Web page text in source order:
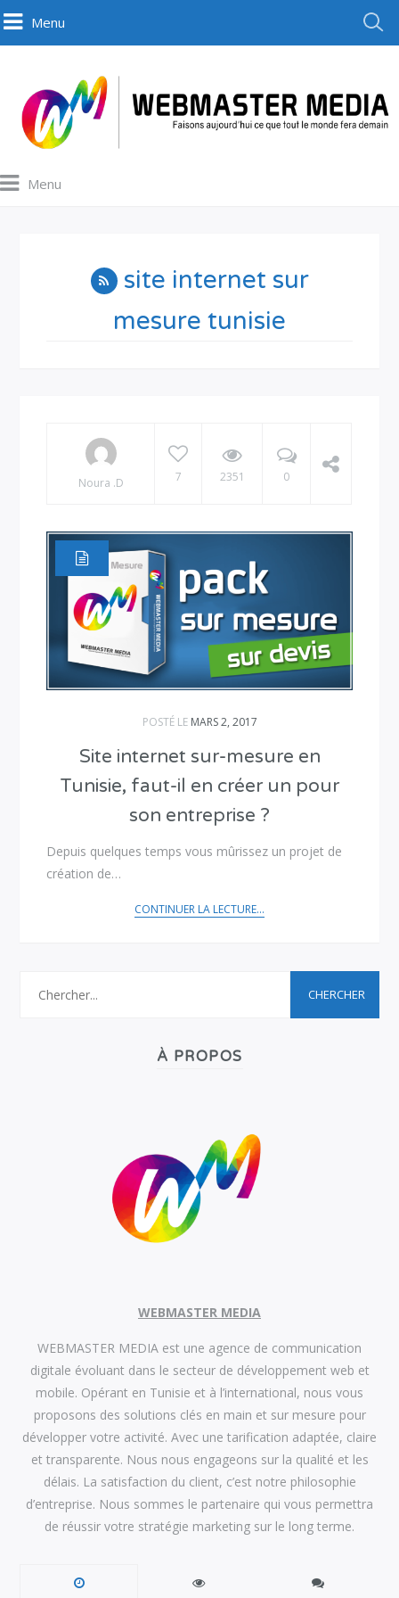
Menu
Menu
site internet sur
mesure tunisie
Noura .D 7 2351 0
POSTÉ LE MARS 2, 2017
Site internet sur-mesure en
Tunisie, faut-il en créer un pour
son entreprise ?
Depuis quelques temps vous mûrissez un projet de
création de…
CONTINUER LA LECTURE...
À PROPOS
WEBMASTER MEDIA
WEBMASTER MEDIA est une agence de communication
digitale évoluant dans le secteur de développement web et
mobile. Opérant en Tunisie et à l’international, nous vous
proposons des solutions clés en main et sur mesure pour
développer votre activité. Avec une tarification adaptée, claire
et transparente. Nous nous engageons sur la qualité et les
délais. La satisfaction du client, c’est notre philosophie
d’entreprise. Nous sommes le partenaire qui vous permettra
de réussir votre stratégie marketing sur le long terme.